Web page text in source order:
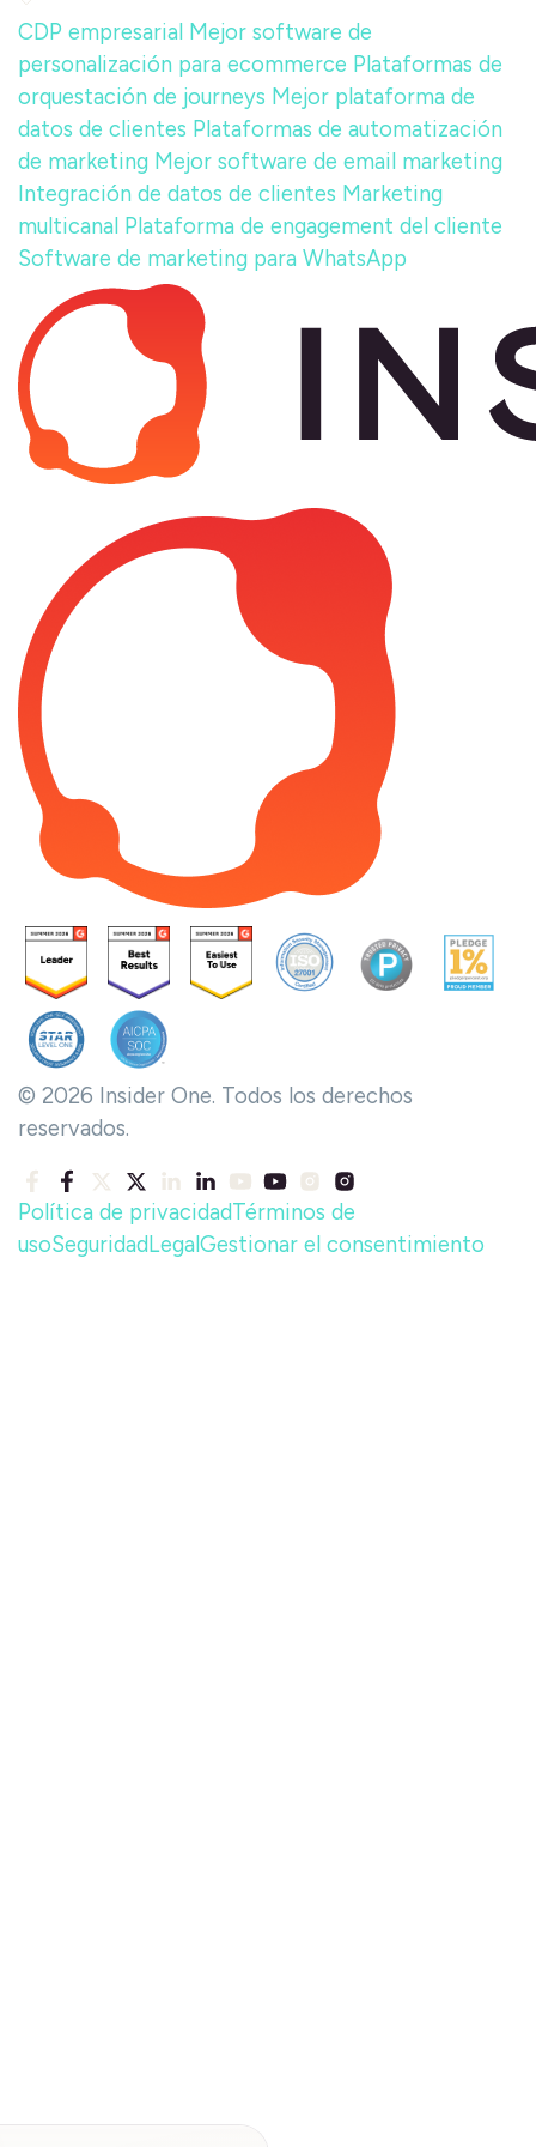
CDP empresarial Mejor software de
personalización para ecommerce Plataformas de
orquestación de journeys Mejor plataforma de
datos de clientes Plataformas de automatización
de marketing Mejor software de email marketing
Integración de datos de clientes Marketing
multicanal Plataforma de engagement del cliente
Software de marketing para WhatsApp
© 2026 Insider One. Todos los derechos
reservados.
Política de privacidadTérminos de
usoSeguridad LegalGestionar el consentimiento